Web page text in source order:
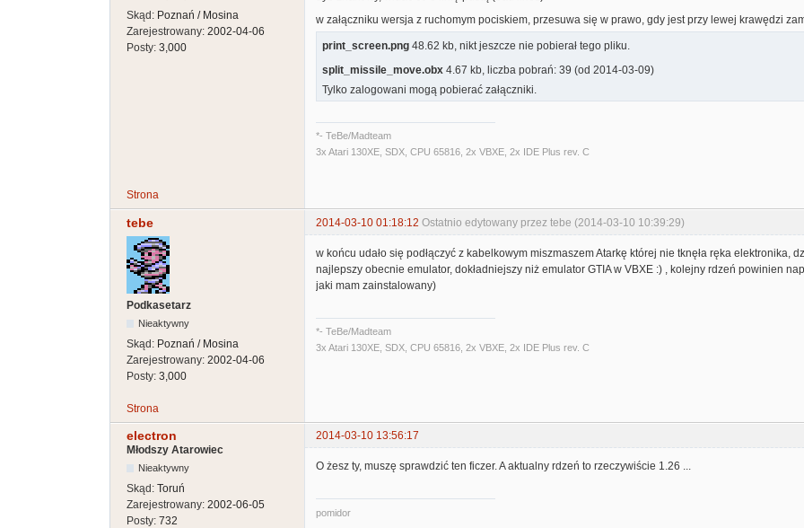
Skąd: Poznań / Mosina
Zarejestrowany: 2002-04-06
Posty: 3,000
w załączniku wersja z ruchomym pociskiem, przesuwa się w prawo, gdy jest przy lewej krawędzi
print_screen.png 48.62 kb, nikt jeszcze nie pobierał tego pliku.
split_missile_move.obx 4.67 kb, liczba pobrań: 39 (od 2014-03-09)
Tylko zalogowani mogą pobierać załączniki.
*- TeBe/Madteam
3x Atari 130XE, SDX, CPU 65816, 2x VBXE, 2x IDE Plus rev. C
Strona
tebe 2014-03-10 01:18:12 Ostatnio edytowany przez tebe (2014-03-10 10:39:29)
Podkasetarz
Nieaktywny
Skąd: Poznań / Mosina
Zarejestrowany: 2002-04-06
Posty: 3,000
w końcu udało się podłączyć z kabelkowym miszmaszem Atarkę której nie tknęła ręka elektronika,
najlepszy obecnie emulator, dokładniejszy niż emulator GTIA w VBXE :) , kolejny rdzeń powinien
jaki mam zainstalowany)
*- TeBe/Madteam
3x Atari 130XE, SDX, CPU 65816, 2x VBXE, 2x IDE Plus rev. C
Strona
electron
2014-03-10 13:56:17
Młodszy Atarowiec
Nieaktywny
Skąd: Toruń
Zarejestrowany: 2002-06-05
Posty: 732
O żesz ty, muszę sprawdzić ten ficzer. A aktualny rdzeń to rzeczywiście 1.26 ...
pomidor